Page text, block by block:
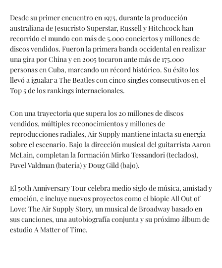
Desde su primer encuentro en 1975, durante la producción
australiana de Jesucristo Superstar, Russell y Hitchcock han
recorrido el mundo con más de 5.000 conciertos y millones de
discos vendidos. Fueron la primera banda occidental en realizar
una gira por China y en 2005 tocaron ante más de 175.000
personas en Cuba, marcando un récord histórico. Su éxito los
llevó a igualar a The Beatles con cinco singles consecutivos en el
Top 5 de los rankings internacionales.
Con una trayectoria que supera los 20 millones de discos
vendidos, múltiples reconocimientos y millones de
reproducciones radiales, Air Supply mantiene intacta su energía
sobre el escenario. Bajo la dirección musical del guitarrista Aaron
McLain, completan la formación Mirko Tessandori (teclados),
Pavel Valdman (batería) y Doug Gild (bajo).
El 50th Anniversary Tour celebra medio siglo de música, amistad y
emoción, e incluye nuevos proyectos como el biopic All Out of
Love: The Air Supply Story, un musical de Broadway basado en
sus canciones, una autobiografía conjunta y su próximo álbum de
estudio A Matter of Time.